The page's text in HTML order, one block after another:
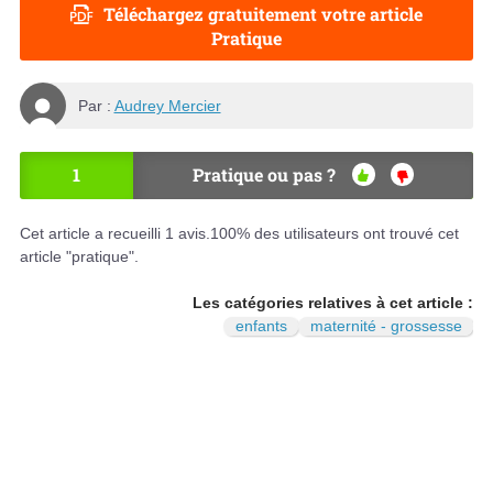
Téléchargez gratuitement votre article
Pratique
Par : Audrey Mercier
1 Pratique ou pas ?
OU
NO
N
Cet article a recueilli 1 avis. 100% des utilisateurs ont trouvé cet
article "pratique".
Les catégories relatives à cet article :
enfants
maternité - grossesse